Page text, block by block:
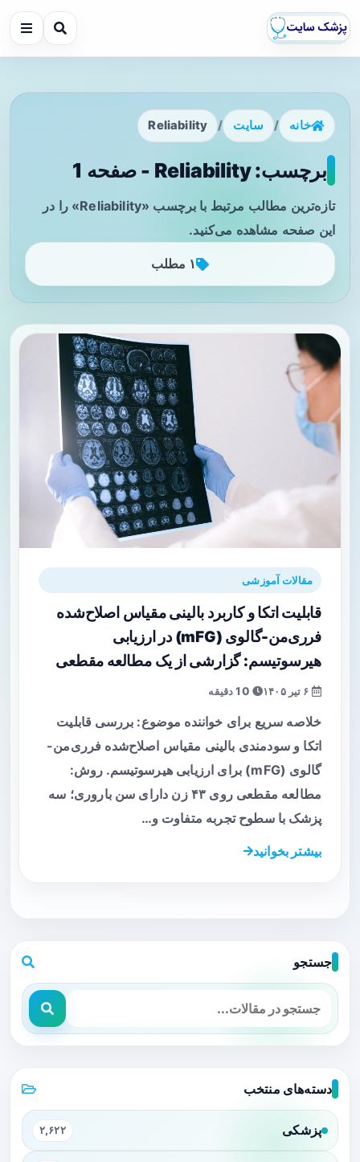
خانه / سایت /
Reliability
برچسب: Reliability - صفحه 1
تازه‌ترین مطالب مرتبط با برچسب «Reliability» را در
این صفحه مشاهده می‌کنید.
۱ مطلب
مقالات آموزشی
قابلیت اتکا و کاربرد بالینی مقیاس اصلاح‌شده
فرری‌من-گالوی (mFG) در ارزیابی
هیرسوتیسم: گزارشی از یک مطالعه مقطعی
خلاصه سریع برای خواننده موضوع: بررسی قابلیت
اتکا و سودمندی بالینی مقیاس اصلاح‌شده فرری‌من-
گالوی (mFG) برای ارزیابی هیرسوتیسم. روش:
مطالعه مقطعی روی ۴۳ زن دارای سن باروری؛ سه
پزشک با سطوح تجربه متفاوت و…
بیشتر بخوانید
جستجو
دسته‌های منتخب
پزشکی ۲,۶۲۲